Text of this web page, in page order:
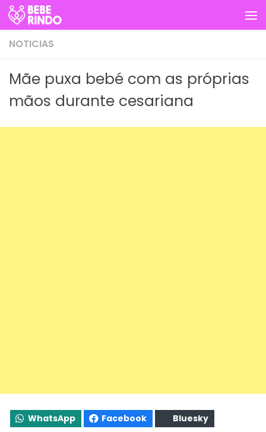
Skip to content
NOTICIAS
Mãe puxa bebé com as próprias
mãos durante cesariana
WhatsApp Facebook Bluesky